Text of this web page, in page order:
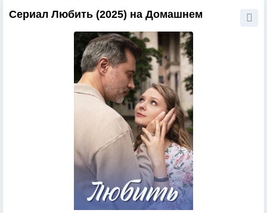
Сериал Любить (2025) на Домашнем